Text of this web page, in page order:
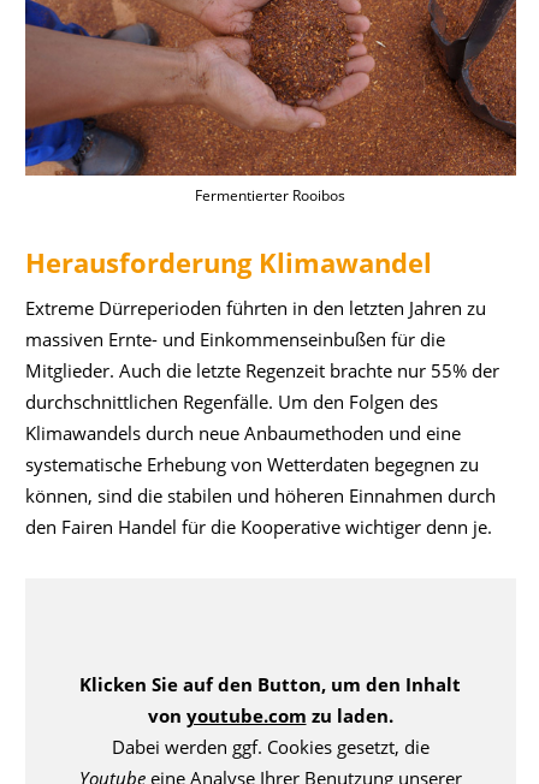
Fermentierter Rooibos
Herausforderung Klimawandel
Extreme Dürreperioden führten in den letzten Jahren zu
massiven Ernte- und Einkommenseinbußen für die
Mitglieder. Auch die letzte Regenzeit brachte nur 55% der
durchschnittlichen Regenfälle. Um den Folgen des
Klimawandels durch neue Anbaumethoden und eine
systematische Erhebung von Wetterdaten begegnen zu
können, sind die stabilen und höheren Einnahmen durch
den Fairen Handel für die Kooperative wichtiger denn je.
Klicken Sie auf den Button, um den Inhalt
von youtube.com zu laden.
Dabei werden ggf. Cookies gesetzt, die
Youtubeeine Analyse Ihrer Benutzung unserer